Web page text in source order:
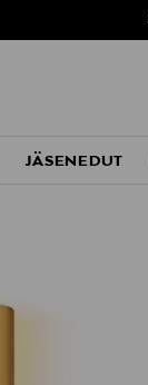
JÄSENEDUT